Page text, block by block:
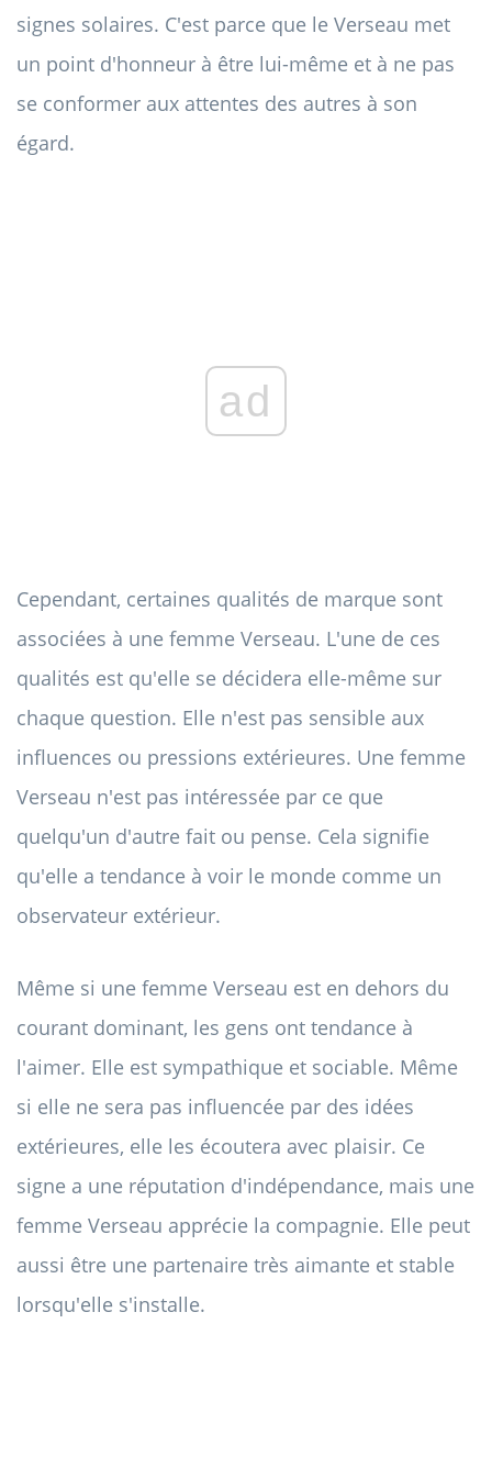
signes solaires. C'est parce que le Verseau met
un point d'honneur à être lui-même et à ne pas
se conformer aux attentes des autres à son
égard.
ad
Cependant, certaines qualités de marque sont
associées à une femme Verseau. L'une de ces
qualités est qu'elle se décidera elle-même sur
chaque question. Elle n'est pas sensible aux
influences ou pressions extérieures. Une femme
Verseau n'est pas intéressée par ce que
quelqu'un d'autre fait ou pense. Cela signifie
qu'elle a tendance à voir le monde comme un
observateur extérieur.
Même si une femme Verseau est en dehors du
courant dominant, les gens ont tendance à
l'aimer. Elle est sympathique et sociable. Même
si elle ne sera pas influencée par des idées
extérieures, elle les écoutera avec plaisir. Ce
signe a une réputation d'indépendance, mais une
femme Verseau apprécie la compagnie. Elle peut
aussi être une partenaire très aimante et stable
lorsqu'elle s'installe.